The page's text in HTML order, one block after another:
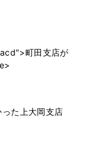
町田支店が
た上大岡支店